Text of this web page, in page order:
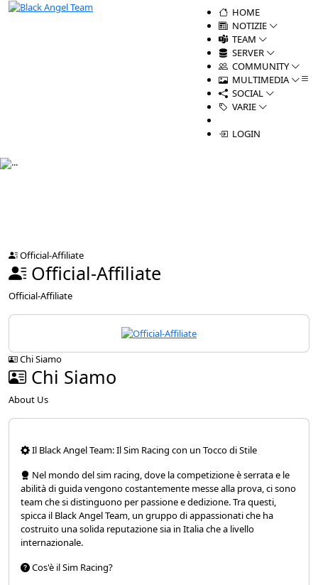
HOME
NOTIZIE
TEAM
SERVER
COMMUNITY
MULTIMEDIA
SOCIAL
VARIE
LOGIN
Official-Affiliate
Official-Affiliate
Official-Affiliate
Chi Siamo
Chi Siamo
About Us
Il Black Angel Team: Il Sim Racing con un Tocco di Stile
Nel mondo del sim racing, dove la competizione è serrata e le
abilità di guida vengono costantemente messe alla prova, ci sono
team che si distinguono per passione e dedizione. Tra questi,
spicca il Black Angel Team, un gruppo di appassionati che ha
costruito una solida reputazione sia in Italia che a livello
internazionale.
Cos'è il Sim Racing?